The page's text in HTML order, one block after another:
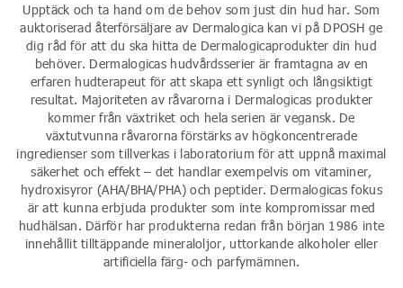
Upptäck och ta hand om de behov som just din hud har. Som
auktoriserad återförsäljare av Dermalogica kan vi på DPOSH ge
dig råd för att du ska hitta de Dermalogicaprodukter din hud
behöver. Dermalogicas hudvårdsserier är framtagna av en
erfaren hudterapeut för att skapa ett synligt och långsiktigt
resultat. Majoriteten av råvarorna i Dermalogicas produkter
kommer från växtriket och hela serien är vegansk. De
växtutvunna råvarorna förstärks av högkoncentrerade
ingredienser som tillverkas i laboratorium för att uppnå maximal
säkerhet och effekt – det handlar exempelvis om vitaminer,
hydroxisyror (AHA/BHA/PHA) och peptider. Dermalogicas fokus
är att kunna erbjuda produkter som inte kompromissar med
hudhälsan. Därför har produkterna redan från början 1986 inte
innehållit tilltäppande mineraloljor, uttorkande alkoholer eller
artificiella färg- och parfymämnen.